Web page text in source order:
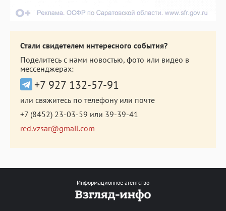
Стали свидетелем интересного события?
Поделитесь с нами новостью, фото или видео в
мессенджерах:
+7 927 132-57-91
или свяжитесь по телефону или почте
+7 (8452) 23-03-59 или 39-39-41
red.vzsar@gmail.com
Информационное агентство